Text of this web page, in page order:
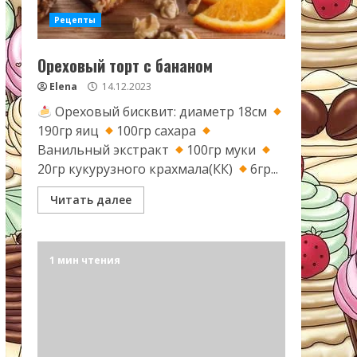
Рецепты
Ореховый торт с бананом
Elena 14.12.2023
Ореховый бисквит: диаметр 18см
190гр яиц
100гр сахара
Ванильный экстракт
100гр муки
20гр кукурузного крахмала(КК)
6гр...
Читать далее
1 мин чтения